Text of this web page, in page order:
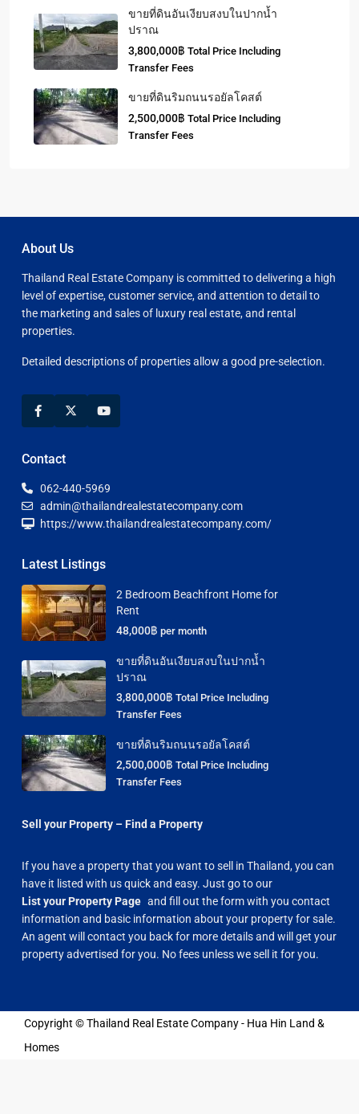
ขายที่ดินอันเงียบสงบในปากน้ำ
ปราณ
3,800,000฿ Total Price Including
Transfer Fees
ขายที่ดินริมถนนรอยัลโคสต์
2,500,000฿ Total Price Including
Transfer Fees
About Us
Thailand Real Estate Company is committed to delivering a high
level of expertise, customer service, and attention to detail to
the marketing and sales of luxury real estate, and rental
properties.
Detailed descriptions of properties allow a good pre-selection.
Contact
062-440-5969
admin@thailandrealestatecompany.com
https://www.thailandrealestatecompany.com/
Latest Listings
2 Bedroom Beachfront Home for
Rent
48,000฿ per month
ขายที่ดินอันเงียบสงบในปากน้ำ
ปราณ
3,800,000฿ Total Price Including
Transfer Fees
ขายที่ดินริมถนนรอยัลโคสต์
2,500,000฿ Total Price Including
Transfer Fees
Sell your Property – Find a Property
If you have a property that you want to sell in Thailand, you can
have it listed with us quick and easy. Just go to our
List your Property Page and fill out the form with you contact
information and basic information about your property for sale.
An agent will contact you back for more details and will get your
property advertised for you. No fees unless we sell it for you.
Copyright © Thailand Real Estate Company - Hua Hin Land &
Homes